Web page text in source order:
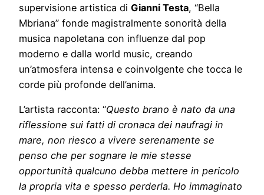
supervisione artistica di Gianni Testa, “Bella
Mbriana” fonde magistralmente sonorità della
musica napoletana con influenze dal pop
moderno e dalla world music, creando
un’atmosfera intensa e coinvolgente che tocca le
corde più profonde dell’anima.
L’artista racconta: “Questo brano è nato da una
riflessione sui fatti di cronaca dei naufragi in
mare, non riesco a vivere serenamente se
penso che per sognare le mie stesse
opportunità qualcuno debba mettere in pericolo
la propria vita e spesso perderla. Ho immaginato